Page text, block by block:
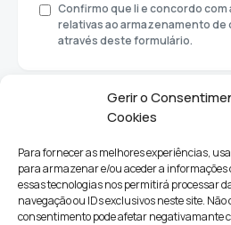
Gerir o
Cookies
Para fornecer as melhores experiências,
para armazenar e/ou aceder a informações
essas tecnologias nos permitirá processar
navegação ou IDs exclusivos neste site.
consentimento pode afetar negativamante
Confirmo que li e concordo
relativas ao armazenamento
através deste formulário.